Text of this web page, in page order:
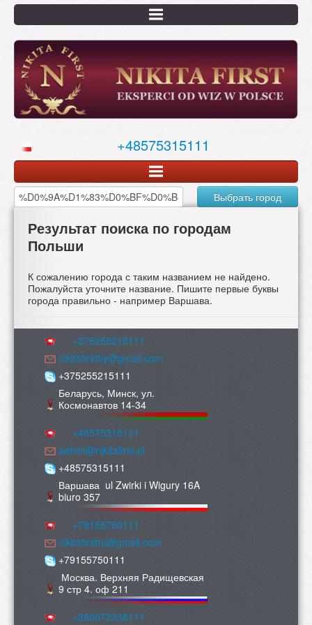
Перейти
основному
содержанию
+48575315111
Выбрать город
Результат поиска по городам
Польши
К сожалению города с таким названием не найдено.
Пожалуйста уточните название. Пишите первые буквы
города правильно - например Варшава.
+375255215111
nikitafirstby@gmail.com
+375255215111
Беларусь, Минск, ул.
Космонавтов 14-34
+48575315111
admin@nikitafirst.pl
+48575315111
Варшава ul Zwirki i Wigury 16A
biuro 357
+79155750111
nikitafirstru@gmail.com
+79155750111
Москва. Верхняя Радищевская
9 стр 4. оф 211
+380672338111